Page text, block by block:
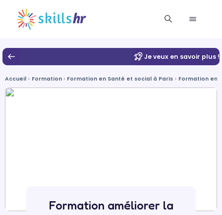
Je veux en savoir plus !
Accueil Formation Formation en Santé et social à Paris Formation en
Formation améliorer la